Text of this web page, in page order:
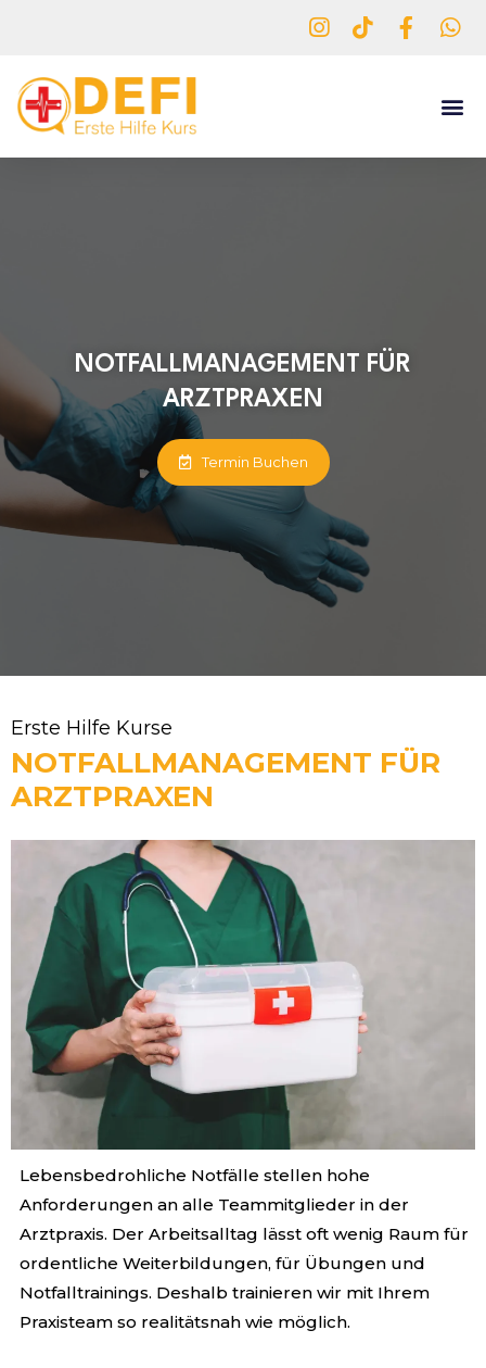
NOTFALLMANAGEMENT FÜR
ARZTPRAXEN
Termin Buchen
Erste Hilfe Kurse
NOTFALLMANAGEMENT FÜR
ARZTPRAXEN
Lebensbedrohliche Notfälle stellen hohe
Anforderungen an alle Teammitglieder in der
Arztpraxis. Der Arbeitsalltag lässt oft wenig Raum für
ordentliche Weiterbildungen, für Übungen und
Notfalltrainings. Deshalb trainieren wir mit Ihrem
Praxisteam so realitätsnah wie möglich.